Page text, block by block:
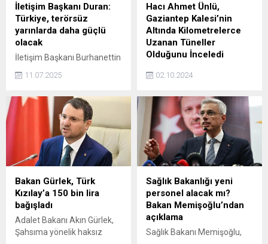
İletişim Başkanı Duran:
Türkiye, terörsüz
yarınlarda daha güçlü
olacak
İletişim Başkanı Burhanettin
silah bırakma sürecine
yarınlarda daha güçlü
olacak, birlik ve beraberliğini
kuvvetlendirerek Türkiye
Yüzyılı hedeflerine
muhakkak ulaşacaktır dedi.
11.07.2025
Hacı Ahmet Ünlü,
Gaziantep Kalesi’nin
Altında Kilometrelerce
Uzanan Tüneller
Olduğunu İnceledi
Ünlü'nün yaptığı
Gaziantep Kalesi'nin altında
kilometrelerce uzadığı
düşünülen tünellerde
arkeolojik çalışmalar devam
etmektedir. Henüz ziyarete
açılmayan bu esrarengiz
tüneller, tarih boyunca
birçok kişinin ilgisini
çekmiştir.
02.10.2024
Bakan Gürlek, Türk
Kızılay’a 150 bin lira
bağışladı
Adalet Bakanı Akın Gürlek,
Şahsıma yönelik haksız
Sağlık Bakanlığı yeni
personel alacak mı?
Bakan Memişoğlu’ndan
açıklama
Sağlık Bakanı Memişoğlu,